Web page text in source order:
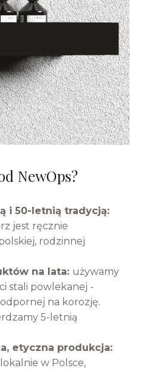
NewOps?
i 50-letnią tradycją:
jest ręcznie
rodzinnej
na lata: używamy
stali powlekanej -
na korozję.
5-letnią
etyczna produkcja:
w Polsce,